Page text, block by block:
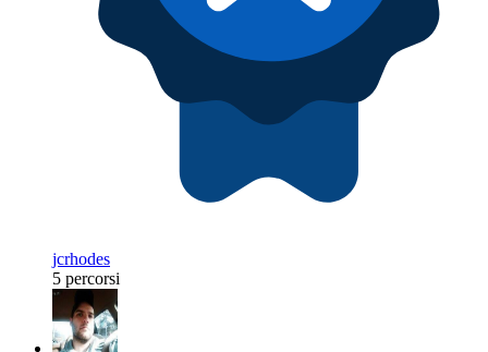
jcrhodes
5 percorsi